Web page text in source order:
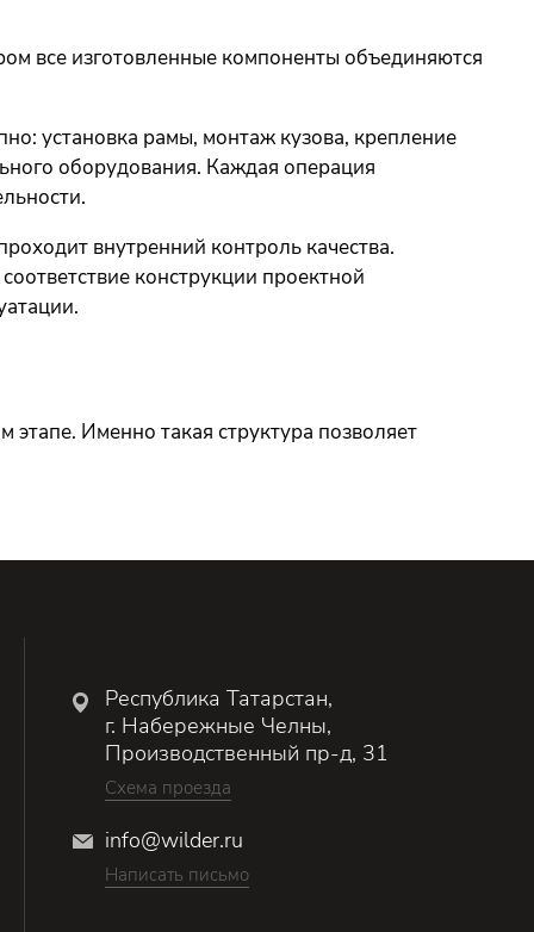
все изготовленные компоненты объединяются
установка рамы, монтаж кузова, крепление
оборудования. Каждая операция
внутренний контроль качества.
конструкции проектной
Именно такая структура позволяет
Республика Татарстан,
г. Набережные Челны,
Производственный пр-д, 31
Схема проезда
info@wilder.ru
Написать письмо